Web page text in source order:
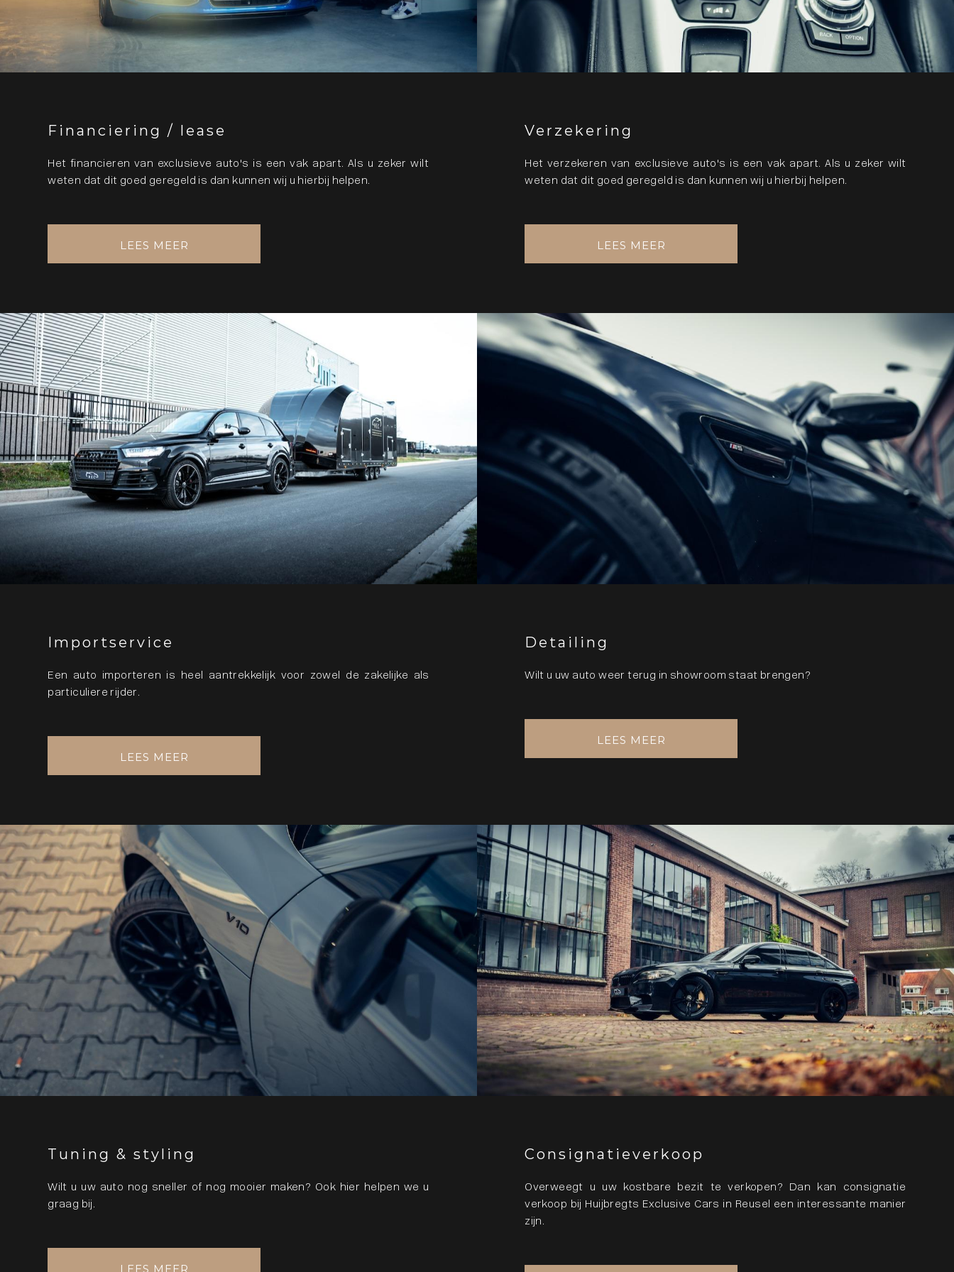
Financiering / lease
Het financieren van exclusieve auto's is een vak apart. Als u zeker wilt
weten dat dit goed geregeld is dan kunnen wij u hierbij helpen.
LEES MEER
Verzekering
Het verzekeren van exclusieve auto's is een vak apart. Als u zeker wilt
weten dat dit goed geregeld is dan kunnen wij u hierbij helpen.
LEES MEER
Importservice
Een auto importeren is heel aantrekkelijk voor zowel de zakelijke als
particuliere rijder.
LEES MEER
Detailing
Wilt u uw auto weer terug in showroom staat brengen?
LEES MEER
Tuning & styling
Wilt u uw auto nog sneller of nog mooier maken? Ook hier helpen we u
graag bij.
LEES MEER
Consignatieverkoop
Overweegt u uw kostbare bezit te verkopen? Dan kan consignatie
verkoop bij Huijbregts Exclusive Cars in Reusel een interessante manier
zijn.